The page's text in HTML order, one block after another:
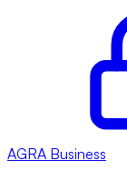
AGRA Business